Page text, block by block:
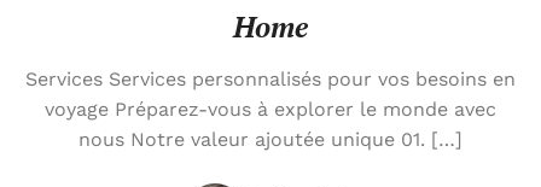
Home
Services Services personnalisés pour vos besoins en
voyage Préparez-vous à explorer le monde avec
nous Notre valeur ajoutée unique 01. […]